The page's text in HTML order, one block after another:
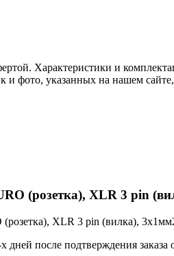
Характеристики и
и фото, указанных на нашем
(розетка), XLR 3 pin
XLR 3 pin (вилка),
дней после подтверждения